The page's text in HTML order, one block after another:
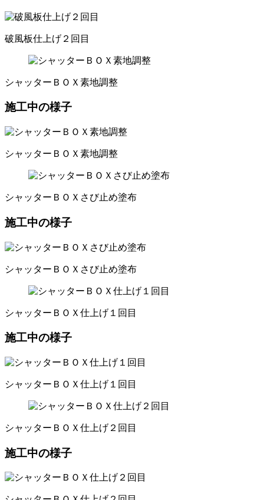
破風板仕上げ２回目
シャッターＢＯＸ素地調整
施工中の様子
シャッターＢＯＸ素地調整
シャッターＢＯＸさび止め塗布
施工中の様子
シャッターＢＯＸさび止め塗布
シャッターＢＯＸ仕上げ１回目
施工中の様子
シャッターＢＯＸ仕上げ１回目
シャッターＢＯＸ仕上げ２回目
施工中の様子